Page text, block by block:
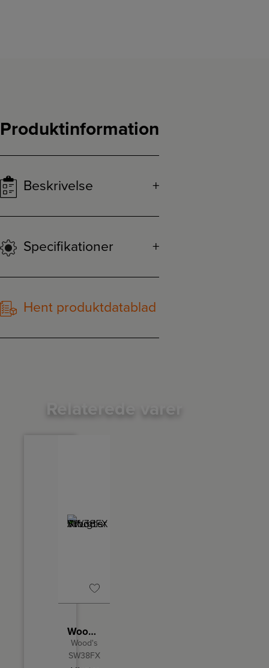
Produktinformation
Beskrivelse
Specifikationer
Hent produktdatablad
Relaterede varer
Wood’s Affugter SW38FX
Wood's
SW38FX